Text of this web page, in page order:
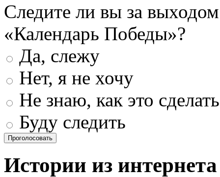
Следите ли вы за
«Календарь Победы»?
Да, слежу
Нет, я не хочу
Не знаю, как это сделать
Буду следить
Проголосовать
Истории из интернета